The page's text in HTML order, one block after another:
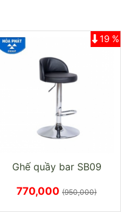
Ghế quầy bar SB09
19 %
770,000 (950,000)